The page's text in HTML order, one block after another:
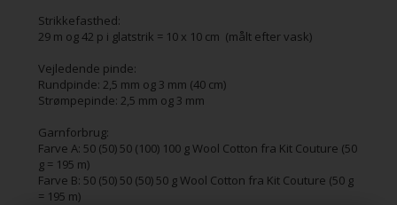
Strikkefasthed:
29 m og 42 p i glatstrik = 10 x 10 cm (målt efter vask)
Vejledende pinde:
Rundpinde: 2,5 mm og 3 mm (40 cm)
Strømpepinde: 2,5 mm og 3 mm
Garnforbrug:
Farve A: 50 (50) 50 (100) 100 g Wool Cotton fra Kit Couture (50
g = 195 m)
Farve B: 50 (50) 50 (50) 50 g Wool Cotton fra Kit Couture (50 g
= 195 m)